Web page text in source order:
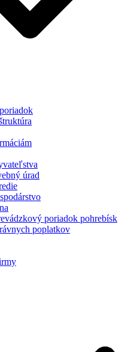
úrad
poriadok pohrebísk
poplatkov